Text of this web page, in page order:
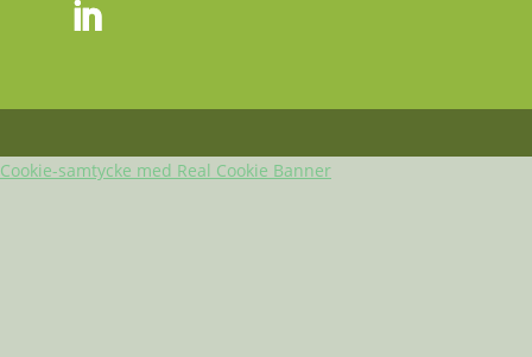
Cookie-samtycke med Real Cookie Banner